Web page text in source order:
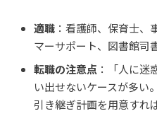
適職 ：看護師、保育士、
マーサポート、図書館司
転職の注意点 ：「人に迷
い出せないケースが多い
引き継ぎ計画を用意すれ